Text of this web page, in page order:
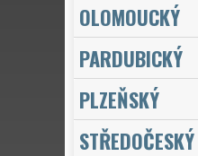
OLOMOUCKÝ
PARDUBICKÝ
PLZEŇSKÝ
STŘEDOČESKÝ